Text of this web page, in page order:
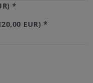
*
EUR) *